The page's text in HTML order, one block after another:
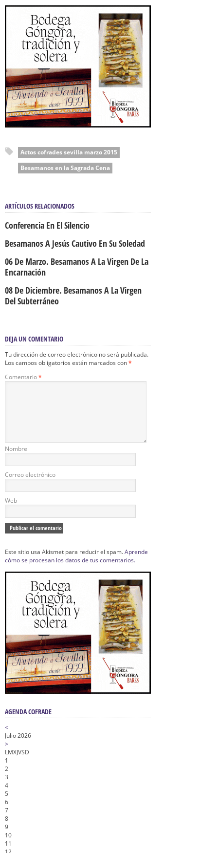
Actos cofrades sevilla marzo 2015
Besamanos en la Sagrada Cena
ARTÍCULOS RELACIONADOS
Conferencia En El Silencio
Besamanos A Jesús Cautivo En Su Soledad
06 De Marzo. Besamanos A La Virgen De La
Encarnación
08 De Diciembre. Besamanos A La Virgen
Del Subterráneo
DEJA UN COMENTARIO
Tu dirección de correo electrónico no será publicada.
Los campos obligatorios están marcados con*
Comentario*
Nombre
Correo electrónico
Web
Este sitio usa Akismet para reducir el spam.Aprende
cómo se procesan los datos de tus comentarios.
AGENDA COFRADE
<
Julio 2026
>
LMXJVSD
1
2
3
4
5
6
7
8
9
10
11